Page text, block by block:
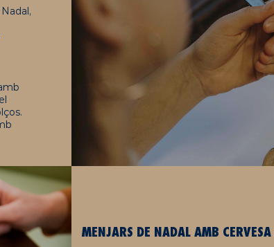
MENJARS DE NADAL AMB CERVESA